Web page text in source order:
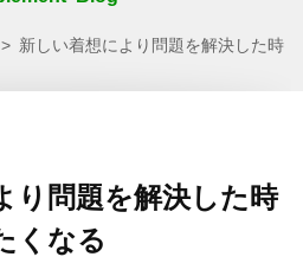
> 新しい着想により問題を解決した時
り問題を解決した時
くなる